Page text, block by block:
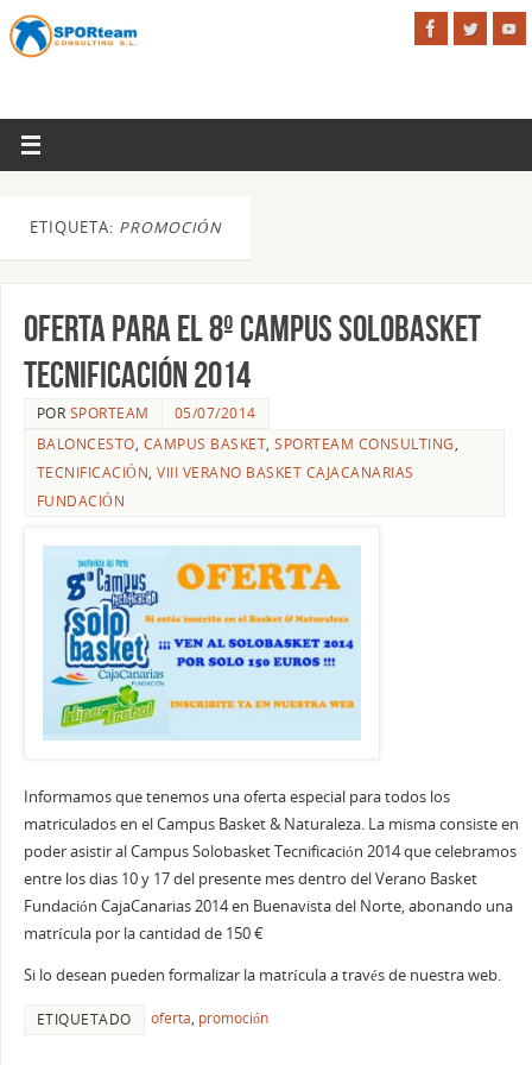
ETIQUETA: PROMOCIÓN
Oferta para el 8º Campus Solobasket
Tecnificación 2014
POR SPORTEAM
05/07/2014
BALONCESTO, CAMPUS BASKET,SPORTEAM CONSULTING,
TECNIFICACIÓN,VIII VERANO BASKET CAJACANARIAS
FUNDACIÓN
Informamos que tenemos una oferta especial para todos los
matriculados en el Campus Basket & Naturaleza. La misma consiste en
poder asistir al Campus Solobasket Tecnificación 2014 que celebramos
entre los dias 10 y 17 del presente mes dentro del Verano Basket
Fundación CajaCanarias 2014 en Buenavista del Norte, abonando una
matrícula por la cantidad de 150 €
Si lo desean pueden formalizar la matrícula a través de nuestra web.
ETIQUETADO oferta, promoción